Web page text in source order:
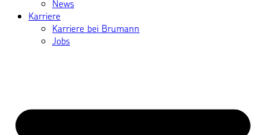
News
Karriere
Karriere bei Brumann
Jobs